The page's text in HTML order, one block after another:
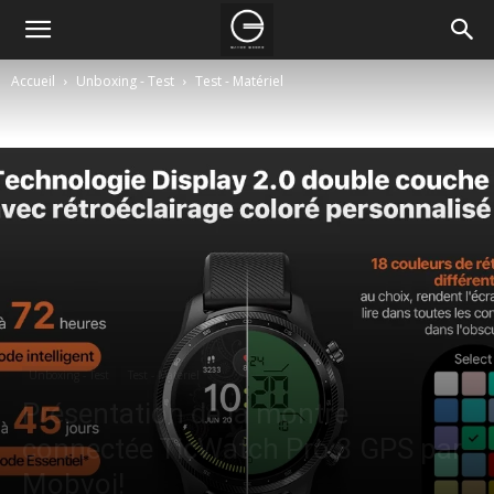
Accueil Unboxing - Test Test - Matériel
Unboxing - Test Test - Matériel
Présentation de la montre
connectée TicWatch Pro 3 GPS par
Mobvoi!